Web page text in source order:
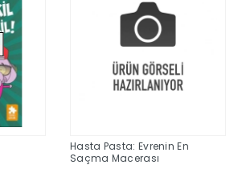
Hasta Pasta: Evrenin En
Saçma Macerası